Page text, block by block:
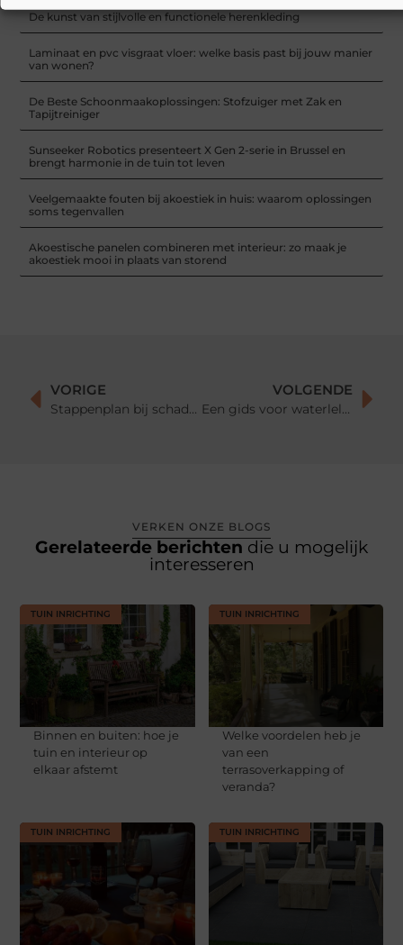
De kunst van stijlvolle en functionele herenkleding
Laminaat en pvc visgraat vloer: welke basis past bij jouw manier
van wonen?
De Beste Schoonmaakoplossingen: Stofzuiger met Zak en
Tapijtreiniger
Sunseeker Robotics presenteert X Gen 2-serie in Brussel en
brengt harmonie in de tuin tot leven
Veelgemaakte fouten bij akoestiek in huis: waarom oplossingen
soms tegenvallen
Akoestische panelen combineren met interieur: zo maak je
akoestiek mooi in plaats van storend
VORIGE
Stappenplan bij schade aan uw ramen door vandalisme: Wat nu?
VOLGENDE
Een gids voor waterlelies: De eenvoudigste gids voor verschillende soorten
VERKEN ONZE BLOGS
Gerelateerde berichten die u mogelijk
interesseren
TUIN INRICHTING
Binnen en buiten: hoe je
tuin en interieur op
elkaar afstemt
TUIN INRICHTING
Welke voordelen heb je
van een
terrasoverkapping of
veranda?
TUIN INRICHTING TUIN INRICHTING